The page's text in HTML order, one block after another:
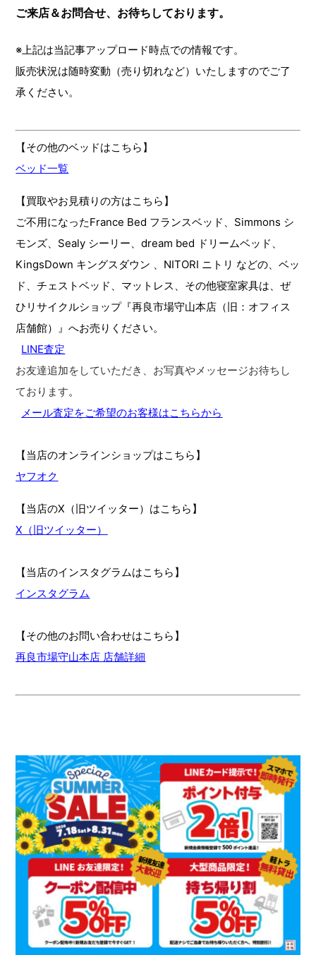
ご来店＆お問合せ、お待ちしております。
※上記は当記事アップロード時点での情報です。
販売状況は随時変動（売り切れなど）いたしますのでご了
承ください。
【その他のベッドはこちら】
ベッド一覧
【買取やお見積りの方はこちら】
ご不用になったFrance Bed フランスベッド、Simmons シ
モンズ、Sealy シーリー、dream bed ドリームベッド、
KingsDown キングスダウン 、NITORI ニトリ などの、ベッ
ド、チェストベッド、マットレス、その他寝室家具は、ぜ
ひリサイクルショップ『再良市場守山本店（旧：オフィス
店舗館）』へお売りください。
LINE査定
お友達追加をしていただき、お写真やメッセージお待ちし
ております。
メール査定をご希望のお客様はこちらから
【当店のオンラインショップはこちら】
ヤフオク
【当店のX（旧ツイッター）はこちら】
X（旧ツイッター）
【当店のインスタグラムはこちら】
インスタグラム
【その他のお問い合わせはこちら】
再良市場守山本店 店舗詳細